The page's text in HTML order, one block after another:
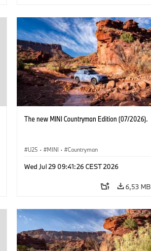
The new MINI Countryman Edition (07/2026).
U25 · MINI · Countryman
Wed Jul 29 09:41:26 CEST 2026
6,53 MB